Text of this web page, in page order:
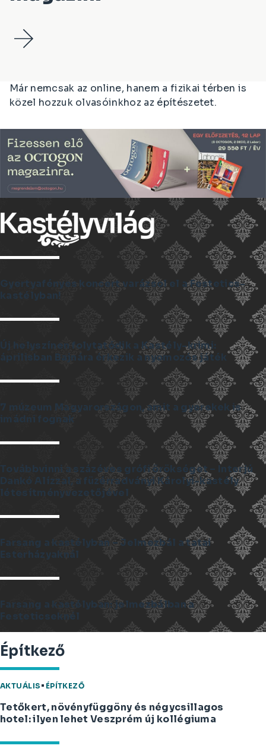
Már nemcsak az online, hanem a fizikai térben is
közel hozzuk olvasóinkhoz az építészetet.
Kastélyvilág
Gyertyafényes koncert varázsol el a Festetics-
kastélyban!
Új helyszínen folytatódik a Kastély-krimi:
áprilisban Bajnára érkezik a nyomozós játék
7 múzeum Magyarországon, amit a gyerekek is
imádni fognak
Továbbvinni a százéves grófi örökséget – Interjú
Dankó Alízzal, a füzérradványi Károlyi-kastély
létesítményvezetőjével
Farsang a kastélyban – Jelmezbál a tatai
Esterházyaknál
Farsang a kastélyban: jelmezbálban a
Festeticseknél
Építkező
AKTUÁLIS ÉPÍTKEZŐ
Tetőkert, növényfüggöny és négycsillagos
hotel: ilyen lehet Veszprém új kollégiuma